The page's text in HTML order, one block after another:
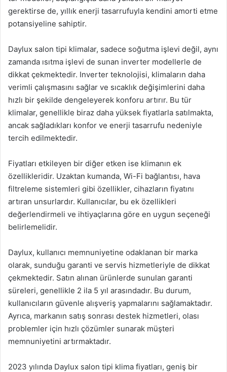
gerektirse de, yıllık enerji tasarrufuyla kendini amorti etme
potansiyeline sahiptir.
Daylux salon tipi klimalar, sadece soğutma işlevi değil, aynı
zamanda ısıtma işlevi de sunan inverter modellerle de
dikkat çekmektedir. Inverter teknolojisi, klimaların daha
verimli çalışmasını sağlar ve sıcaklık değişimlerini daha
hızlı bir şekilde dengeleyerek konforu artırır. Bu tür
klimalar, genellikle biraz daha yüksek fiyatlarla satılmakta,
ancak sağladıkları konfor ve enerji tasarrufu nedeniyle
tercih edilmektedir.
Fiyatları etkileyen bir diğer etken ise klimanın ek
özellikleridir. Uzaktan kumanda, Wi-Fi bağlantısı, hava
filtreleme sistemleri gibi özellikler, cihazların fiyatını
artıran unsurlardır. Kullanıcılar, bu ek özellikleri
değerlendirmeli ve ihtiyaçlarına göre en uygun seçeneği
belirlemelidir.
Daylux, kullanıcı memnuniyetine odaklanan bir marka
olarak, sunduğu garanti ve servis hizmetleriyle de dikkat
çekmektedir. Satın alınan ürünlerde sunulan garanti
süreleri, genellikle 2 ila 5 yıl arasındadır. Bu durum,
kullanıcıların güvenle alışveriş yapmalarını sağlamaktadır.
Ayrıca, markanın satış sonrası destek hizmetleri, olası
problemler için hızlı çözümler sunarak müşteri
memnuniyetini artırmaktadır.
2023 yılında Daylux salon tipi klima fiyatları, geniş bir